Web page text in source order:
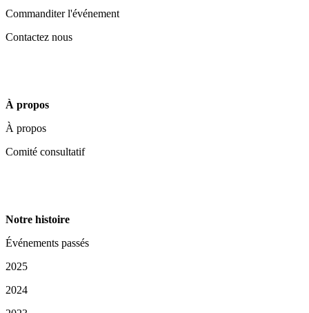
Commanditer l'événement
Contactez nous
À propos
À propos
Comité consultatif
Notre histoire
Événements passés
2025
2024